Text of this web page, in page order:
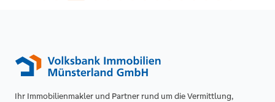
Ihr Immobilienmakler und Partner rund um die Vermittlung,